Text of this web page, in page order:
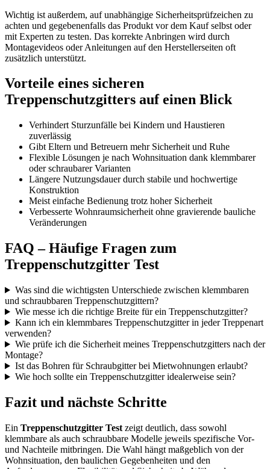
Wichtig ist außerdem, auf unabhängige Sicherheitsprüfzeichen zu
achten und gegebenenfalls das Produkt vor dem Kauf selbst oder
mit Experten zu testen. Das korrekte Anbringen wird durch
Montagevideos oder Anleitungen auf den Herstellerseiten oft
zusätzlich unterstützt.
Vorteile eines sicheren
Treppenschutzgitters auf einen Blick
Verhindert Sturzunfälle bei Kindern und Haustieren
zuverlässig
Gibt Eltern und Betreuern mehr Sicherheit und Ruhe
Flexible Lösungen je nach Wohnsituation dank klemmbarer
oder schraubarer Varianten
Längere Nutzungsdauer durch stabile und hochwertige
Konstruktion
Meist einfache Bedienung trotz hoher Sicherheit
Verbesserte Wohnraumsicherheit ohne gravierende bauliche
Veränderungen
FAQ – Häufige Fragen zum
Treppenschutzgitter Test
Was sind die wichtigsten Unterschiede zwischen klemmbaren
und schraubbaren Treppenschutzgittern?
Wie messe ich die richtige Breite für ein Treppenschutzgitter?
Kann ich ein klemmbares Treppenschutzgitter in jeder Treppenart
verwenden?
Wie prüfe ich die Sicherheit meines Treppenschutzgitters nach der
Montage?
Ist das Bohren für Schraubgitter bei Mietwohnungen erlaubt?
Wie hoch sollte ein Treppenschutzgitter idealerweise sein?
Fazit und nächste Schritte
Ein Treppenschutzgitter Test zeigt deutlich, dass sowohl
klemmbare als auch schraubbare Modelle jeweils spezifische Vor-
und Nachteile mitbringen. Die Wahl hängt maßgeblich von der
Wohnsituation, den baulichen Gegebenheiten und den